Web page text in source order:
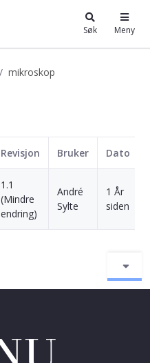
Søk Meny
mikroskop
Revisjon Bruker Dato
1.1
(Mindre
endring)
André
Sylte
1 År
siden